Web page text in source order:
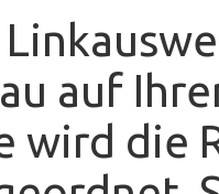
auf
wird die